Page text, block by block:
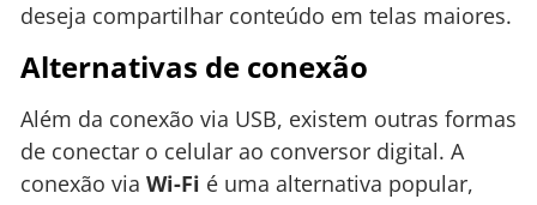
deseja compartilhar conteúdo em telas maiores.
Alternativas de conexão
Além da conexão via USB, existem outras formas
de conectar o celular ao conversor digital. A
conexão via Wi-Fi é uma alternativa popular,